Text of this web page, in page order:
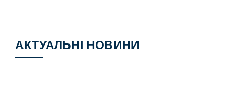
АКТУАЛЬНІ НОВИНИ